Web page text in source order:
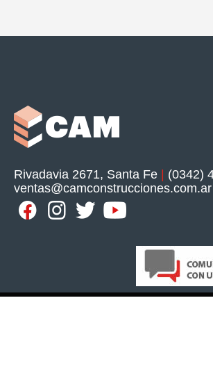
Rivadavia 2671, Santa Fe | (0342)
ventas@camconstrucciones.com.ar